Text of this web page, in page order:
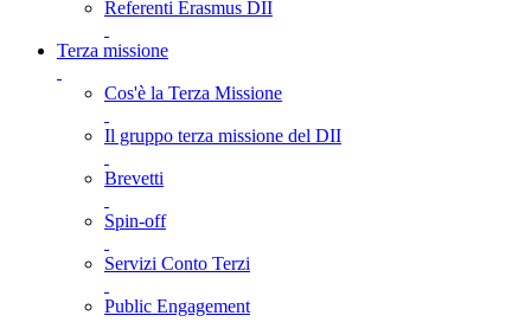
Referenti Erasmus DII
Terza missione
Cos'è la Terza Missione
Il gruppo terza missione del DII
Brevetti
Spin-off
Servizi Conto Terzi
Public Engagement